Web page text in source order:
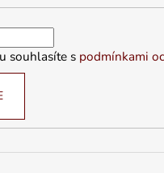
souhlasíte s podmínkami